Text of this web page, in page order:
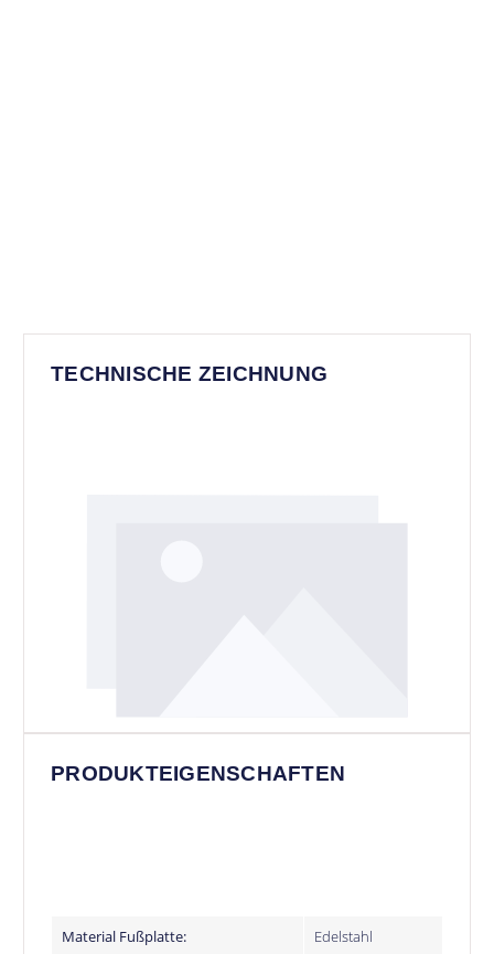
PRODUKTEIGENSCHAFTEN
Material Fußplatte: Edelstahl
TECHNISCHE ZEICHNUNG